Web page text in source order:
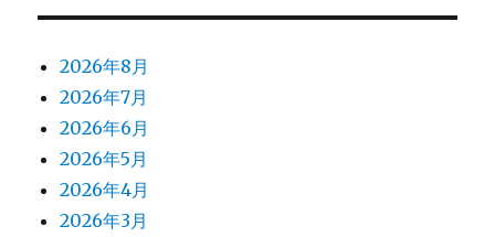
2026年8月
2026年7月
2026年6月
2026年5月
2026年4月
2026年3月